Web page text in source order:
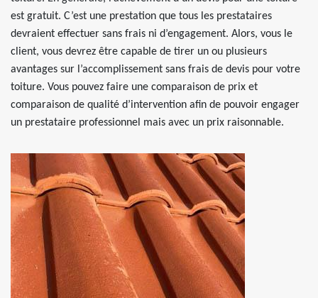
est gratuit. C’est une prestation que tous les prestataires
devraient effectuer sans frais ni d’engagement. Alors, vous le
client, vous devrez être capable de tirer un ou plusieurs
avantages sur l’accomplissement sans frais de devis pour votre
toiture. Vous pouvez faire une comparaison de prix et
comparaison de qualité d’intervention afin de pouvoir engager
un prestataire professionnel mais avec un prix raisonnable.